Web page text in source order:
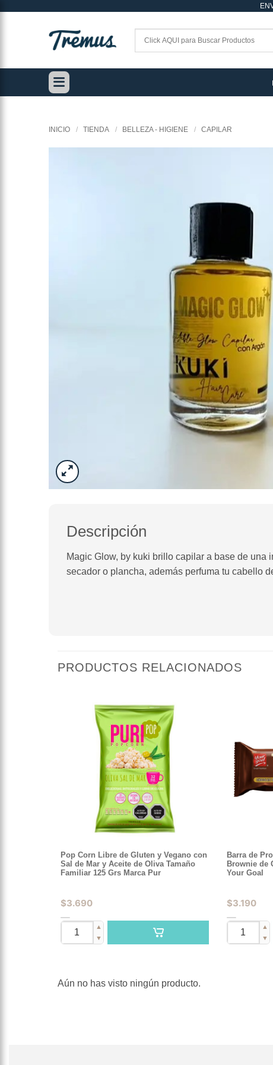
INICIO / TIENDA / BELLEZA - HIGIENE / CAPILAR
Descripción
Magic Glow, by kuki brillo capilar a base de
secador o plancha, además perfuma tu cabello
PRODUCTOS RELACIONADOS
Pop Corn Libre de Gluten y Vegano con
Sal de Mar y Aceite de Oliva Tamaño
Familiar 125 Grs Marca Pur
$3.690
▲
▼
Barra de
Brownie de
Your Goal
$3.190
▲
▼
Aún no has visto ningún producto.